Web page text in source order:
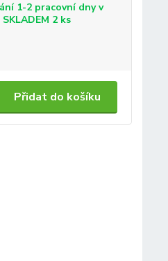
1-2 pracovní dny v
2 ks
Přidat do košíku